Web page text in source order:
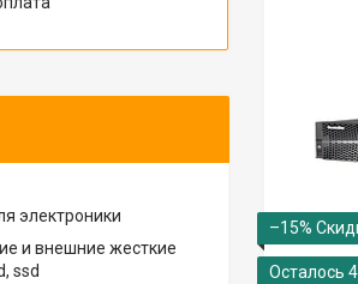
–15%
Осталось
электроники
и внешние жесткие
ssd